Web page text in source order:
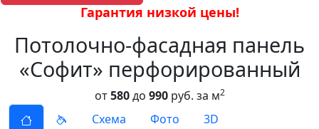
Гарантия низкой цены!
Потолочно-фасадная панель
«Софит» перфорированный
от580до 990руб. за м2
Схема Фото 3D